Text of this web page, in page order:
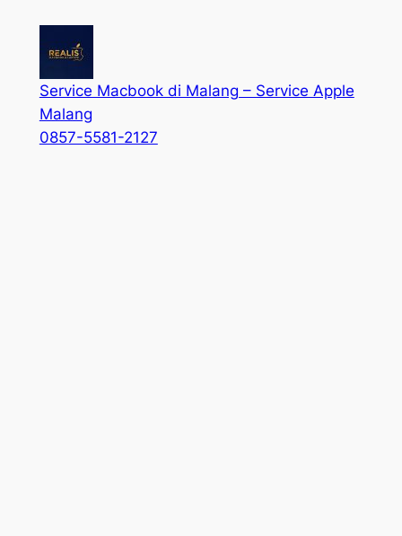
Service Macbook di Malang – Service Apple
Malang
0857-5581-2127